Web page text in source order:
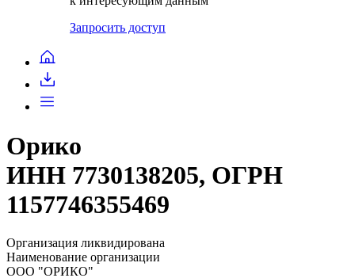
Орико
1157746355469